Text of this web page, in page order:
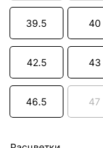
39.5 40
42.5 43
46.5 47